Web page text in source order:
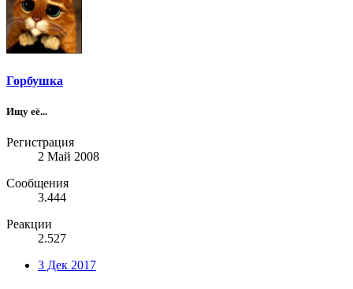
Горбушка
Ищу её...
Регистрация
2 Май 2008
Сообщения
3.444
Реакции
2.527
3 Дек 2017